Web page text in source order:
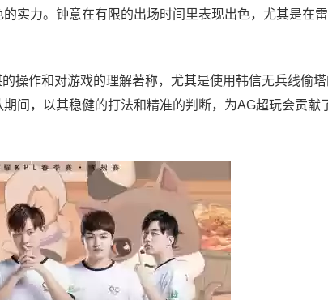
实力。钟意在有限的出场时间里表现出色，尤其是在
操作和对游戏的理解著称，尤其是使用韩信无兵线偷
间，以其稳健的打法和精准的判断，为AG超玩会贡献